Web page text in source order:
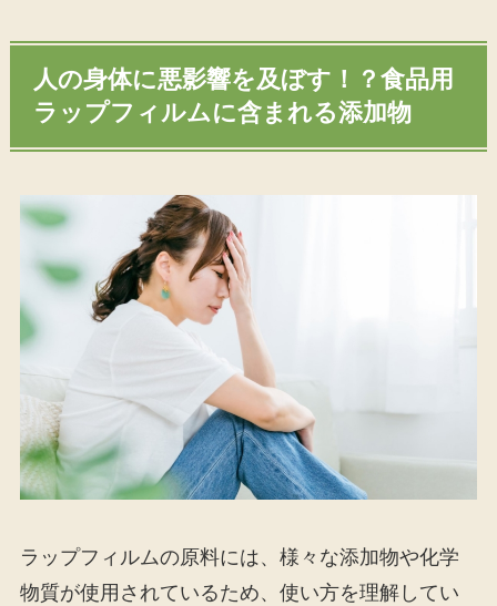
人の身体に悪影響を及ぼす！？食品用
ラップフィルムに含まれる添加物
ラップフィルムの原料には、様々な添加物や化学
物質が使用されているため、使い方を理解してい